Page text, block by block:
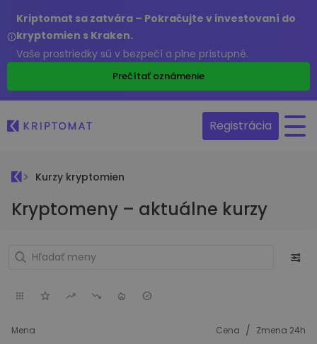
Kriptomat sa zatvára – Pokračujte v investovaní do
kryptomien s Kraken.
Vaše prostriedky sú v bezpečí a plne prístupné.
Prečítať oznámenie
Registrácia
Kurzy kryptomien
Kryptomeny – aktuálne kurzy
Mena Cena / Zmena 24h